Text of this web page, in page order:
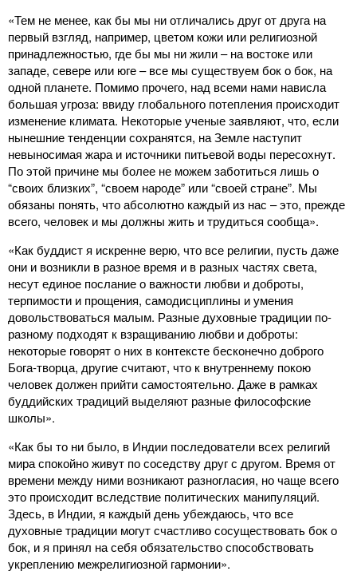
«Тем не менее, как бы мы ни отличались друг от друга на
первый взгляд, например, цветом кожи или религиозной
принадлежностью, где бы мы ни жили – на востоке или
западе, севере или юге – все мы существуем бок о бок, на
одной планете. Помимо прочего, над всеми нами нависла
большая угроза: ввиду глобального потепления происходит
изменение климата. Некоторые ученые заявляют, что, если
нынешние тенденции сохранятся, на Земле наступит
невыносимая жара и источники питьевой воды пересохнут.
По этой причине мы более не можем заботиться лишь о
“своих близких”, “своем народе” или “своей стране”. Мы
обязаны понять, что абсолютно каждый из нас – это, прежде
всего, человек и мы должны жить и трудиться сообща».
«Как буддист я искренне верю, что все религии, пусть даже
они и возникли в разное время и в разных частях света,
несут единое послание о важности любви и доброты,
терпимости и прощения, самодисциплины и умения
довольствоваться малым. Разные духовные традиции по-
разному подходят к взращиванию любви и доброты:
некоторые говорят о них в контексте бесконечно доброго
Бога-творца, другие считают, что к внутреннему покою
человек должен прийти самостоятельно. Даже в рамках
буддийских традиций выделяют разные философские
школы».
«Как бы то ни было, в Индии последователи всех религий
мира спокойно живут по соседству друг с другом. Время от
времени между ними возникают разногласия, но чаще всего
это происходит вследствие политических манипуляций.
Здесь, в Индии, я каждый день убеждаюсь, что все
духовные традиции могут счастливо сосуществовать бок о
бок, и я принял на себя обязательство способствовать
укреплению межрелигиозной гармонии».